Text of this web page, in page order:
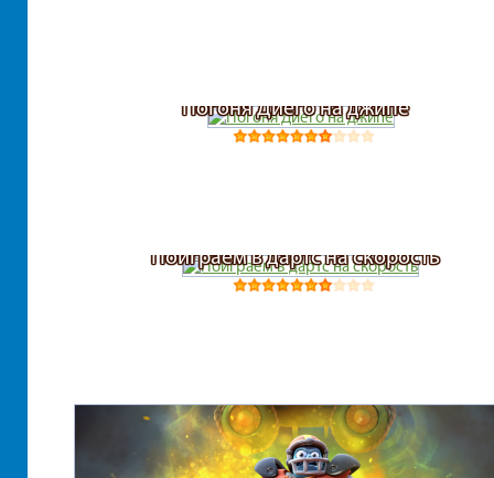
Погоня Диего на джипе
Поиграем в дартс на скорость